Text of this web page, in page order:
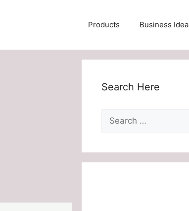
Products Business Idea
Search Here
Search
for: